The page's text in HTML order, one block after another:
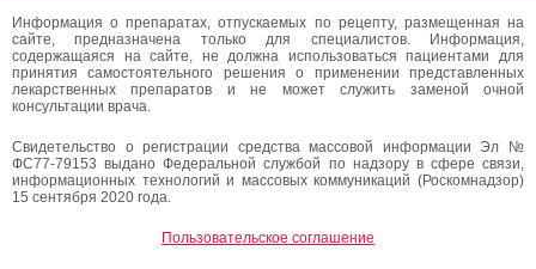
Информация о препаратах, отпускаемых по рецепту, размещенная на
сайте, предназначена только для специалистов. Информация,
содержащаяся на сайте, не должна использоваться пациентами для
принятия самостоятельного решения о применении представленных
лекарственных препаратов и не может служить заменой очной
консультации врача.
Свидетельство о регистрации средства массовой информации Эл №
ФС77-79153 выдано Федеральной службой по надзору в сфере связи,
информационных технологий и массовых коммуникаций (Роскомнадзор)
15 сентября 2020 года.
Пользовательское соглашение